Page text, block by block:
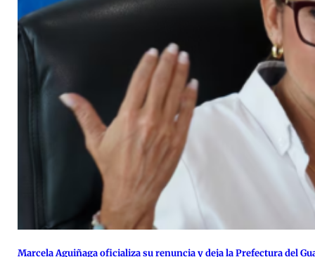
Marcela Aguiñaga oficializa su renuncia y deja la Prefectura del